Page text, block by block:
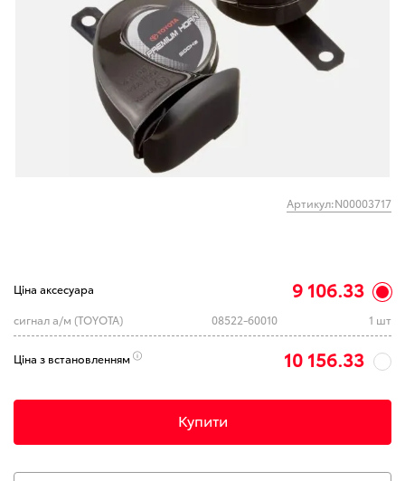
Артикул:N00003717
Ціна аксесуара 9 106.33
сигнал а/м (TOYOTA) 08522-60010 1 шт
Ціна з встановленням 10 156.33
Купити